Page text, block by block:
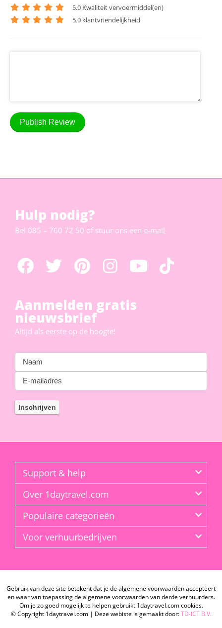
5.0 Kwaliteit vervoermiddel(en)
5.0 klantvriendelijkheid
Publish Review
Hulp nodig?
Bel 085 – 760 72 50 of stuur ons een e-mail
Aanmelden gratis
nieuwsbrief
Altijd als eerste op de hoogte!
Support & help
Over 1daytravel.com
Populaire categorieën
Voor verhuurbedrijven
Gebruik van deze site betekent dat je de algemene voorwaarden accepteert
en waar van toepassing de algemene voorwaarden van derde verhuurders.
Om je zo goed mogelijk te helpen gebruikt 1daytravel.com cookies.
© Copyright 1daytravel.com | Deze webiste is gemaakt door:TD-ICT B.V.